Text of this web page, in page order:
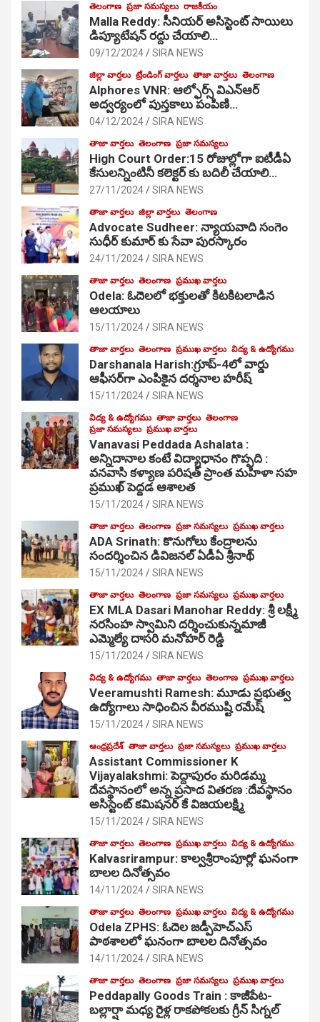
తెలంగాణ ప్రజా సమస్యలు రాజకీయం
Malla Reddy: సీనియర్ అసిస్టెంట్ సాయిలు
డిప్యూటేషన్ రద్దు చేయాలి…
09/12/2024 SIRA NEWS
జిల్లా వార్తలు ట్రేండింగ్ వార్తలు తాజా వార్తలు తెలంగాణ
Alphores VNR: ఆల్ఫోర్స్ విఎన్ఆర్
అద్వర్యంలో పుస్తకాలు పంపిణి…
04/12/2024 SIRA NEWS
తాజా వార్తలు తెలంగాణ ప్రజా సమస్యలు
High Court Order:15 రోజుల్లోగా ఐటీడీఏ
కేసులన్నింటినీ కలెక్టర్ కు బదిలీ చేయాలి…
27/11/2024 SIRA NEWS
తాజా వార్తలు జిల్లా వార్తలు తెలంగాణ
Advocate Sudheer: న్యాయవాది సంగెం
సుధీర్ కుమార్ కు సేవా పురస్కారం
24/11/2024 SIRA NEWS
తాజా వార్తలు తెలంగాణ ప్రముఖ వార్తలు
Odela: ఓదెల‌లో భక్తులతో కిటకిటలాడిన
ఆల‌యాలు
15/11/2024 SIRA NEWS
తాజా వార్తలు తెలంగాణ ప్రముఖ వార్తలు విద్య & ఉద్యోగము
Darshanala Harish:గ్రూప్-4లో వార్డు
ఆఫీసర్‌గా ఎంపికైన దర్శనాల హరీష్
15/11/2024 SIRA NEWS
విద్య & ఉద్యోగము తాజా వార్తలు తెలంగాణ
ప్రజా సమస్యలు ప్రముఖ వార్తలు
Vanavasi Peddada Ashalata :
అన్నిదానాల కంటే విద్యాధానం గొప్పది :
వనవాసి కళ్యాణ పరిషత్ ప్రాంత మహిళా సహ
ప్రముఖ్ పెద్దడ ఆశాలత
15/11/2024 SIRA NEWS
తాజా వార్తలు తెలంగాణ ప్రజా సమస్యలు ప్రముఖ వార్తలు
ADA Srinath: కొనుగోలు కేంద్రాల‌ను
సంద‌ర్శించిన డివిజనల్ ఏడీఏ శ్రీనాథ్
15/11/2024 SIRA NEWS
తాజా వార్తలు తెలంగాణ ప్రజా సమస్యలు ప్రముఖ వార్తలు
EX MLA Dasari Manohar Reddy: శ్రీ లక్ష్మీ
నరసింహ స్వామిని దర్శించుకున్నమాజీ
ఎమ్మెల్యే దాసరి మనోహర్ రెడ్డి
15/11/2024 SIRA NEWS
విద్య & ఉద్యోగము తాజా వార్తలు తెలంగాణ ప్రముఖ వార్తలు
Veeramushti Ramesh: మూడు ప్రభుత్వ
ఉద్యోగాలు సాధించిన వీరముష్టి రమేష్
15/11/2024 SIRA NEWS
ఆంధ్రప్రదేశ్ తాజా వార్తలు ప్రజా సమస్యలు ప్రముఖ వార్తలు
Assistant Commissioner K
Vijayalakshmi: పెద్దాపురం మరిడమ్మ
దేవస్థానంలో అన్న ప్రసాద వితరణ :దేవస్థానం
అసిస్టెంట్ కమిషనర్ కే విజయలక్ష్మి
15/11/2024 SIRA NEWS
తాజా వార్తలు తెలంగాణ ప్రముఖ వార్తలు విద్య & ఉద్యోగము
Kalvasrirampur: కాల్వశ్రీరాంపూర్లో ఘనంగా
బాలల దినోత్సవం
14/11/2024 SIRA NEWS
తాజా వార్తలు తెలంగాణ ప్రముఖ వార్తలు విద్య & ఉద్యోగము
Odela ZPHS: ఓదెల జ‌డ్పీహెచ్ఎస్
పాఠ‌శాల‌లో ఘనంగా బాలల దినోత్సవం
14/11/2024 SIRA NEWS
తాజా వార్తలు తెలంగాణ ప్రజా సమస్యలు ప్రముఖ వార్తలు
Peddapally Goods Train : కాజీపేట-
బల్లార్షా మధ్య రైళ్ల రాకపోకలకు గ్రీన్ సిగ్నల్